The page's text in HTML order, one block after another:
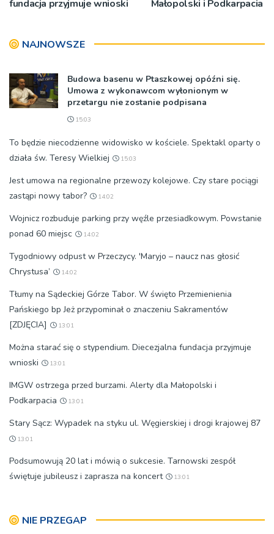
fundacja przyjmuje wnioski
Małopolski i Podkarpacia
NAJNOWSZE
Budowa basenu w Ptaszkowej opóźni się.
Umowa z wykonawcom wyłonionym w
przetargu nie zostanie podpisana
15:03
To będzie niecodzienne widowisko w kościele. Spektakl oparty o
działa św. Teresy Wielkiej
15:03
Jest umowa na regionalne przewozy kolejowe. Czy stare pociągi
zastąpi nowy tabor?
14:02
Wojnicz rozbuduje parking przy węźle przesiadkowym. Powstanie
ponad 60 miejsc
14:02
Tygodniowy odpust w Przeczycy. 'Maryjo – naucz nas głosić
Chrystusa’
14:02
Tłumy na Sądeckiej Górze Tabor. W święto Przemienienia
Pańskiego bp Jeż przypominał o znaczeniu Sakramentów
[ZDJĘCIA]
13:01
Można starać się o stypendium. Diecezjalna fundacja przyjmuje
wnioski
13:01
IMGW ostrzega przed burzami. Alerty dla Małopolski i
Podkarpacia
13:01
Stary Sącz: Wypadek na styku ul. Węgierskiej i drogi krajowej 87
13:01
Podsumowują 20 lat i mówią o sukcesie. Tarnowski zespół
świętuje jubileusz i zaprasza na koncert
13:01
NIE PRZEGAP